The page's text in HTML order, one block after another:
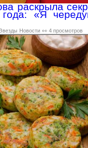
раскрыла
«Я
Новости 👀 4 просмотров